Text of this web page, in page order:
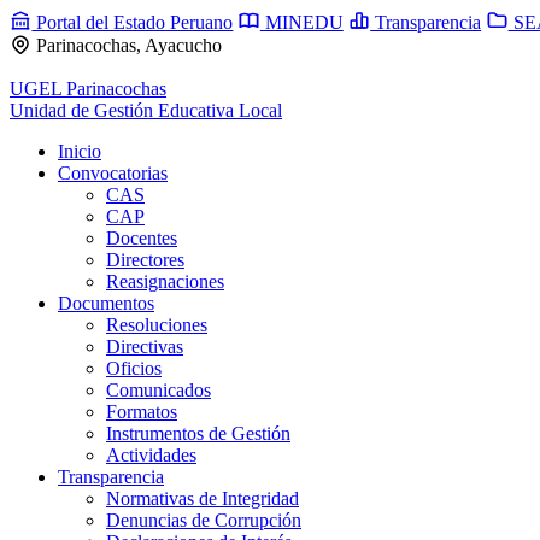
Portal del Estado Peruano MINEDU Transparencia
Parinacochas, Ayacucho
UGEL Parinacochas
Unidad de Gestión Educativa Local
Inicio
Convocatorias
CAS
CAP
Docentes
Directores
Reasignaciones
Documentos
Resoluciones
Directivas
Oficios
Comunicados
Formatos
Instrumentos de Gestión
Actividades
Transparencia
Normativas de Integridad
Denuncias de Corrupción